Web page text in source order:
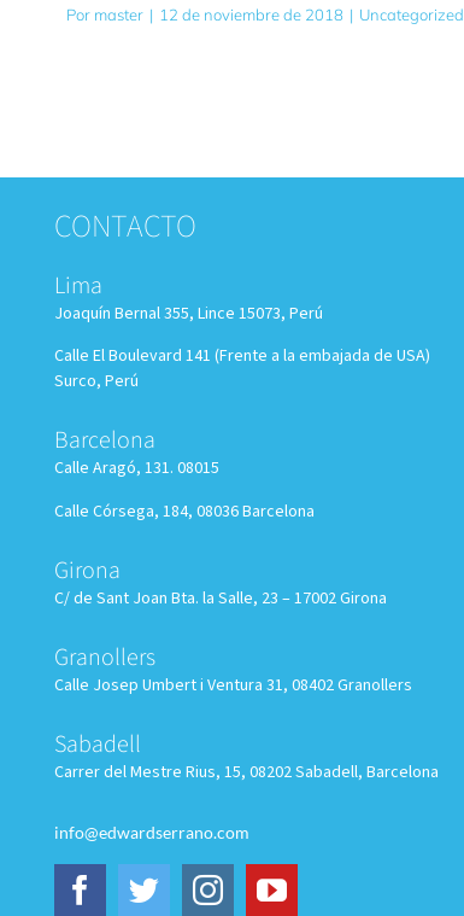
Por master | 12 de noviembre de 2018 | Uncategorized
CONTACTO
Lima
Joaquín Bernal 355, Lince 15073, Perú
Calle El Boulevard 141 (Frente a la embajada de USA)
Surco, Perú
Barcelona
Calle Aragó, 131. 08015
Calle Córsega, 184, 08036 Barcelona
Girona
C/ de Sant Joan Bta. la Salle, 23 – 17002 Girona
Granollers
Calle Josep Umbert i Ventura 31, 08402 Granollers
Sabadell
Carrer del Mestre Rius, 15, 08202 Sabadell, Barcelona
info@edwardserrano.com